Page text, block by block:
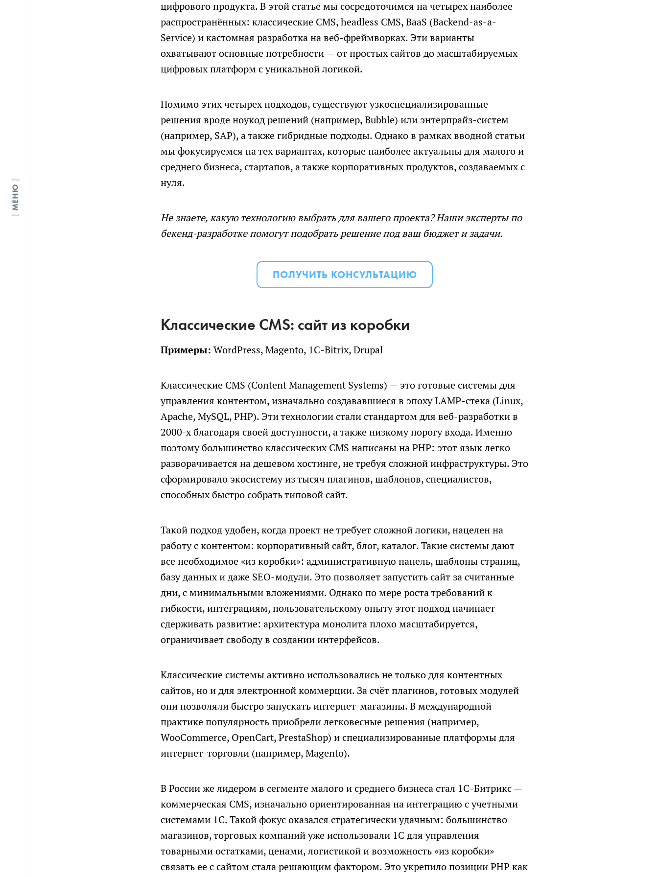
цифрового продукта. В этой статье мы сосредоточимся на четырех наиболее
распространённых: классические CMS, headless CMS, BaaS (Backend-as-a-
Service) и кастомная разработка на веб-фреймворках. Эти варианты
охватывают основные потребности — от простых сайтов до масштабируемых
цифровых платформ с уникальной логикой.
Помимо этих четырех подходов, существуют узкоспециализированные
решения вроде ноукод решений (например, Bubble) или энтерпрайз-систем
(например, SAP), а также гибридные подходы. Однако в рамках вводной статьи
мы фокусируемся на тех вариантах, которые наиболее актуальны для малого и
среднего бизнеса, стартапов, а также корпоративных продуктов, создаваемых с
нуля.
Не знаете, какую технологию выбрать для вашего проекта? Наши эксперты по
бекенд-разработке помогут подобрать решение под ваш бюджет и задачи.
ПОЛУЧИТЬ КОНСУЛЬТАЦИЮ
Классические CMS: сайт из коробки
Примеры: WordPress, Magento, 1C-Bitrix, Drupal
Классические CMS (Content Management Systems) — это готовые системы для
управления контентом, изначально создававшиеся в эпоху LAMP-стека (Linux,
Apache, MySQL, PHP). Эти технологии стали стандартом для веб-разработки в
2000-х благодаря своей доступности, а также низкому порогу входа. Именно
поэтому большинство классических CMS написаны на PHP: этот язык легко
разворачивается на дешевом хостинге, не требуя сложной инфраструктуры. Это
сформировало экосистему из тысяч плагинов, шаблонов, специалистов,
способных быстро собрать типовой сайт.
Такой подход удобен, когда проект не требует сложной логики, нацелен на
работу с контентом: корпоративный сайт, блог, каталог. Такие системы дают
все необходимое «из коробки»: административную панель, шаблоны страниц,
базу данных и даже SEO-модули. Это позволяет запустить сайт за считанные
дни, с минимальными вложениями. Однако по мере роста требований к
гибкости, интеграциям, пользовательскому опыту этот подход начинает
сдерживать развитие: архитектура монолита плохо масштабируется,
ограничивает свободу в создании интерфейсов.
Классические системы активно использовались не только для контентных
сайтов, но и для электронной коммерции. За счёт плагинов, готовых модулей
они позволяли быстро запускать интернет-магазины. В международной
практике популярность приобрели легковесные решения (например,
WooCommerce, OpenCart, PrestaShop) и специализированные платформы для
интернет-торговли (например, Magento).
В России же лидером в сегменте малого и среднего бизнеса стал 1С-Битрикс —
коммерческая CMS, изначально ориентированная на интеграцию с учетными
системами 1С. Такой фокус оказался стратегически удачным: большинство
магазинов, торговых компаний уже использовали 1С для управления
товарными остатками, ценами, логистикой и возможность «из коробки»
связать ее с сайтом стала решающим фактором. Это укрепило позиции PHP как
МЕНЮ
сообщений
СКАЧАТЬ ФАЙЛ